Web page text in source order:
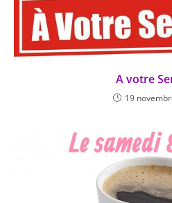
A votre
19